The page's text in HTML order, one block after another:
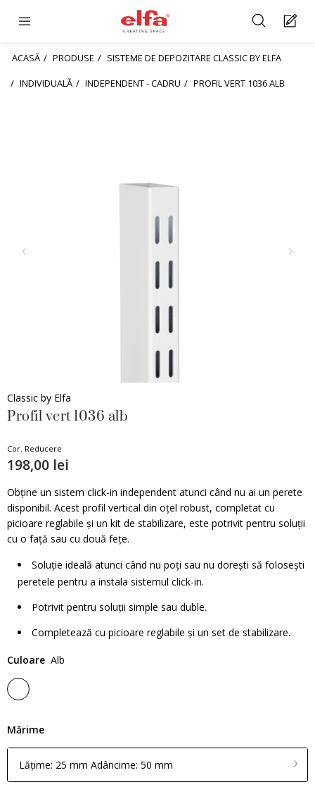
ACASĂ PRODUSE
SISTEME DE DEPOZITARE CLASSIC BY ELFA
INDIVIDUALĂ
INDEPENDENT - CADRU PROFIL VERT 1036 ALB
Classic by Elfa
Profil vert 1036 alb
Cor. Reducere
198,00 lei
Obține un sistem click-in independent atunci când nu ai un perete
disponibil. Acest profil vertical din oțel robust, completat cu
picioare reglabile și un kit de stabilizare, este potrivit pentru soluții
cu o față sau cu două fețe.
Soluție ideală atunci când nu poți sau nu dorești să folosești
peretele pentru a instala sistemul click-in.
Potrivit pentru soluții simple sau duble.
Completează cu picioare reglabile și un set de stabilizare.
Culoare Alb
Mărime
Lățime: 25 mm Adâncime: 50 mm